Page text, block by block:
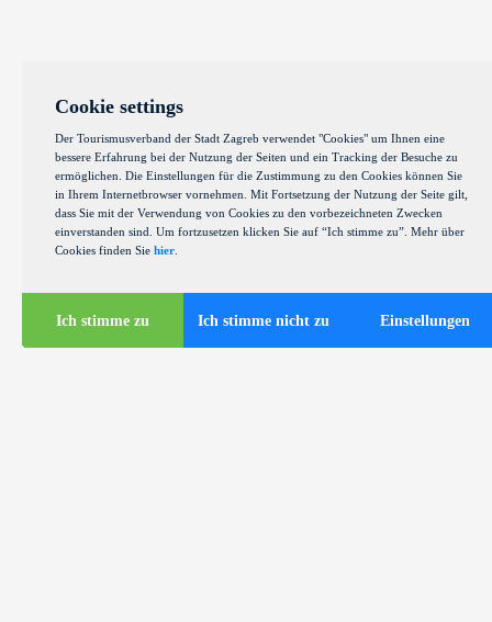
Cookie settings
Der Tourismusverband der Stadt Zagreb verwendet "Cookies" um Ihnen eine
bessere Erfahrung bei der Nutzung der Seiten und ein Tracking der Besuche zu
ermöglichen. Die Einstellungen für die Zustimmung zu den Cookies können Sie
in Ihrem Internetbrowser vornehmen. Mit Fortsetzung der Nutzung der Seite gilt,
dass Sie mit der Verwendung von Cookies zu den vorbezeichneten Zwecken
einverstanden sind. Um fortzusetzen klicken Sie auf “Ich stimme zu”. Mehr über
Cookies finden Sie hier
Ich stimme zu Ich stimme nicht zu Einstellungen